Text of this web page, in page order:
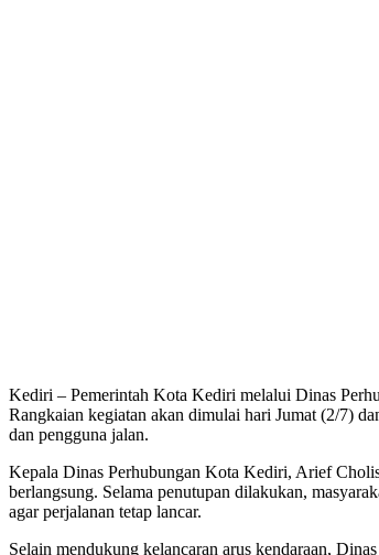
Kediri – Pemerintah Kota Kediri melalui Dinas
Rangkaian kegiatan akan dimulai hari Jumat (2/7)
dan pengguna jalan.
Kepala Dinas Perhubungan Kota Kediri, Arief
berlangsung. Selama penutupan dilakukan,
agar perjalanan tetap lancar.
Selain mendukung kelancaran arus kendaraan,